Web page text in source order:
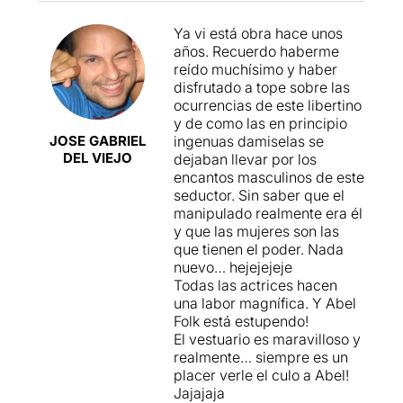
un principi somrius, al final
joia,una comèdia
intel·ligent, lleugera i
profunda,sensuali
melancòlica,divertidíssima
Denis Diderot (1685-1759),
escriptor i filòsof, un
personatge lliure per
expressar les seves idees, i
lliure per canviar d'opinió,
per contradir-se, per
començar de zero no parant
mai de pensar ni de tenir
dubtes.
Basat en una situació real:
una vetllada de pintura entre
Diderot (Abel Folk)
i Madame Therbouche ( Àng
els Gonyalons ). L'ambició
de Diderot era escriure un
vodevil no seria el més
modern... no us espanteu, la
veritat és queel text i la
dicotomia que ens planteja
l'autor funcionen i
compleixen la seva missió
fer-nos passar una bona
estona i mantenir-nos atents
i entretinguts.El tàndem
actoral de Gonyalons i Folk
malgrat no ser el més fresc
del món, t'acaba atrapant
sobretot a partir de mitja
obra quan s'enfronten tots
dos personatges en un
diàleg moral (no esperava
menys de dos actors
amb tant de recorregut com
ells).
L'única cosa que vaig trobar
JOSE GABRIEL
DEL VIEJO
Ya vi está obra hace unos
años. Recuerdo haberme
reído muchísimo y haber
disfrutado a tope sobre las
ocurrencias de este libertino
y de como las en principio
ingenuas damiselas se
dejaban llevar por los
encantos masculinos de este
seductor. Sin saber que el
manipulado realmente era él
y que las mujeres son las
que tienen el poder. Nada
nuevo… hejejejeje
Todas las actrices hacen
una labor magnífica. Y Abel
Folk está estupendo!
El vestuario es maravilloso y
realmente… siempre es un
placer verle el culo a Abel!
Jajajaja